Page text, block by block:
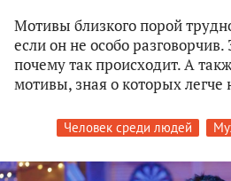
Мотивы близкого порой
если он не особо
почему так происходит. А
мотивы, зная о которых
Человек среди людей